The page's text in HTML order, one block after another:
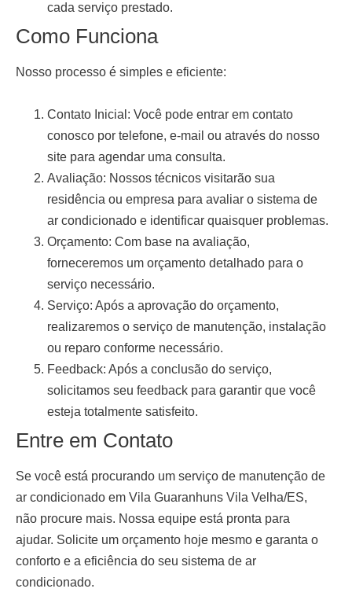
cada serviço prestado.
Como Funciona
Nosso processo é simples e eficiente:
Contato Inicial: Você pode entrar em contato
conosco por telefone, e-mail ou através do nosso
site para agendar uma consulta.
Avaliação: Nossos técnicos visitarão sua
residência ou empresa para avaliar o sistema de
ar condicionado e identificar quaisquer problemas.
Orçamento: Com base na avaliação,
forneceremos um orçamento detalhado para o
serviço necessário.
Serviço: Após a aprovação do orçamento,
realizaremos o serviço de manutenção, instalação
ou reparo conforme necessário.
Feedback: Após a conclusão do serviço,
solicitamos seu feedback para garantir que você
esteja totalmente satisfeito.
Entre em Contato
Se você está procurando um serviço de manutenção de
ar condicionado em Vila Guaranhuns Vila Velha/ES,
não procure mais. Nossa equipe está pronta para
ajudar. Solicite um orçamento hoje mesmo e garanta o
conforto e a eficiência do seu sistema de ar
condicionado.